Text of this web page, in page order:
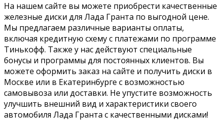
На нашем сайте вы можете приобрести качественные
железные диски для Лада Гранта по выгодной цене.
Мы предлагаем различные варианты оплаты,
включая кредитную схему с платежами по программе
Тинькофф. Также у нас действуют специальные
бонусы и программы для постоянных клиентов. Вы
можете оформить заказ на сайте и получить диски в
Москве или в Екатеринбурге с возможностью
самовывоза или доставки. Не упустите возможность
улучшить внешний вид и характеристики своего
автомобиля Лада Гранта с качественными дисками!